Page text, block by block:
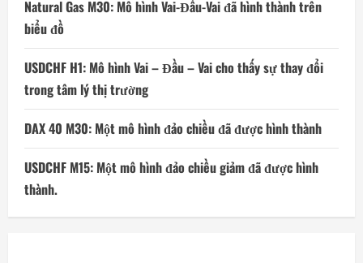
Natural Gas M30: Mô hình Vai-Đầu-Vai đã hình thành trên
biểu đồ
USDCHF H1: Mô hình Vai – Đầu – Vai cho thấy sự thay đổi
trong tâm lý thị trường
DAX 40 M30: Một mô hình đảo chiều đã được hình thành
USDCHF M15: Một mô hình đảo chiều giảm đã được hình
thành.